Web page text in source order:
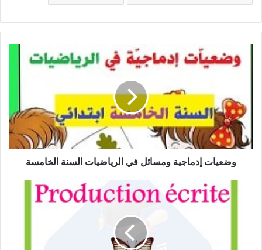
إدماجية
الرياضيات
السنة
الخامسة
وضعيات إدماجية ومسائل في الرياضيات السنة الخامسة
Production